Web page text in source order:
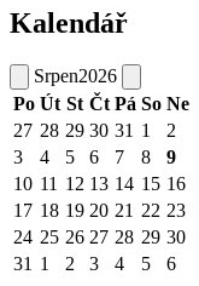
Kalendář
Srpen2026
Po Út St Čt Pá So Ne
27 28 29 30 31 1
2
3
4 5 6 7 8
9
10 11 12 13 14 15 16
17 18 19 20 21 22 23
24 25 26 27 28 29 30
31 1 2 3 4 5 6